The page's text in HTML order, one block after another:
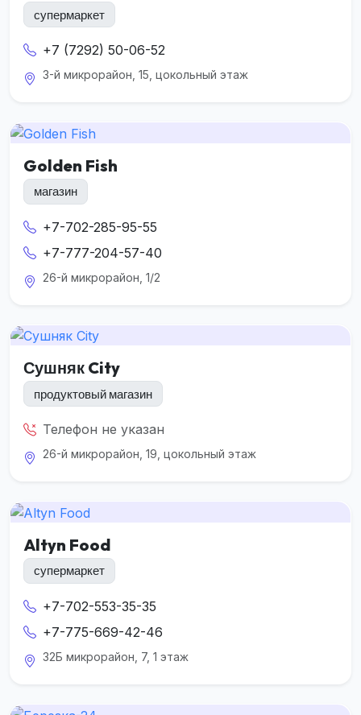
супермаркет
+7 (7292) 50-06-52
3-й микрорайон, 15, цокольный этаж
Golden Fish
магазин
+7-702-285-95-55
+7-777-204-57-40
26-й микрорайон, 1/2
Сушняк City
продуктовый магазин
Телефон не указан
26-й микрорайон, 19, цокольный этаж
Altyn Food
супермаркет
+7-702-553-35-35
+7-775-669-42-46
32Б микрорайон, 7, 1 этаж